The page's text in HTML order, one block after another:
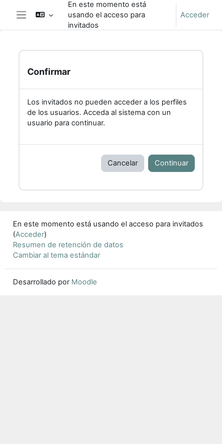
Salta al contenido principalEn este momento está
usando el acceso para
invitados
Acceder
Confirmar
Los invitados no pueden acceder a los perfiles
de los usuarios. Acceda al sistema con un
usuario para continuar.
Cancelar Continuar
En este momento está usando el acceso para invitados
(Acceder)
Resumen de retención de datos
Cambiar al tema estándar
Desarrollado por Moodle